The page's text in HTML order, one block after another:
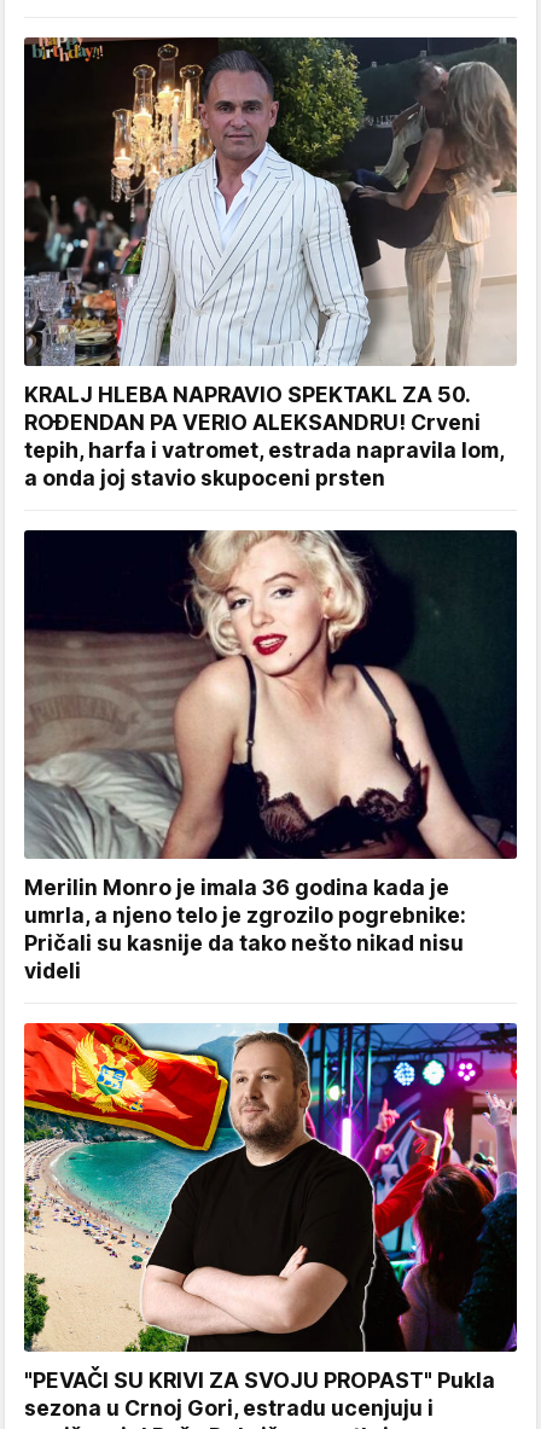
KRALJ HLEBA NAPRAVIO SPEKTAKL ZA 50.
ROĐENDAN PA VERIO ALEKSANDRU! Crveni
tepih, harfa i vatromet, estrada napravila lom,
a onda joj stavio skupoceni prsten
Merilin Monro je imala 36 godina kada je
umrla, a njeno telo je zgrozilo pogrebnike:
Pričali su kasnije da tako nešto nikad nisu
videli
"PEVAČI SU KRIVI ZA SVOJU PROPAST" Pukla
sezona u Crnoj Gori, estradu ucenjuju i